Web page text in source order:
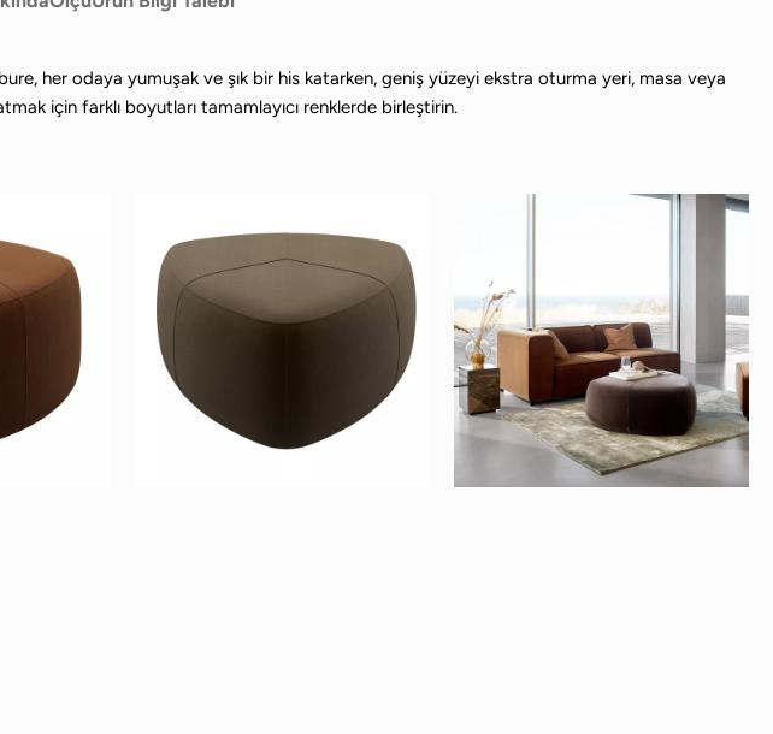
her odaya yumuşak ve şık bir his katarken, geniş yüzeyi ekstra oturma yeri, masa veya
için farklı boyutları tamamlayıcı renklerde birleştirin.